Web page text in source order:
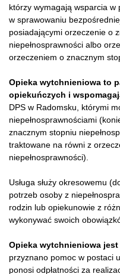
którzy wymagają wsparcia
w sprawowaniu
posiadającymi orzeczenie o
niepełnosprawności albo
orzeczeniem o znacznym
Opieka wytchnieniowa to
opiekuńczych i
DPS w Radomsku
którymi
niepełnosprawnościami
znacznym stopniu
traktowane na równi z
niepełnosprawności).
Usługa służy okresowemu
potrzeb osoby z
rodzin lub opiekunowie z
wykonywać swoich
Opieka wytchnieniowa jest
przyznano pomoc w postaci
ponosi odpłatności za